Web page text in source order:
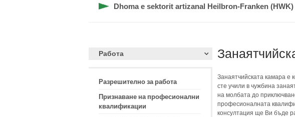
Dhoma e sektorit artizanal Heilbron-Franken (HWK)
Работа
Разрешително за работа
Признаване на професионални
квалификации
Занаятчийската камара е
сте учили в чужбина
на молбата до
професионалната
консултация ще Ви бъде